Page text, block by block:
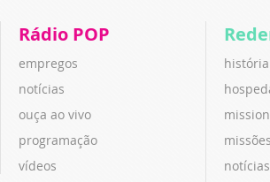
Rádio POP
empregos
notícias
ouça ao vivo
programação
vídeos
notícias